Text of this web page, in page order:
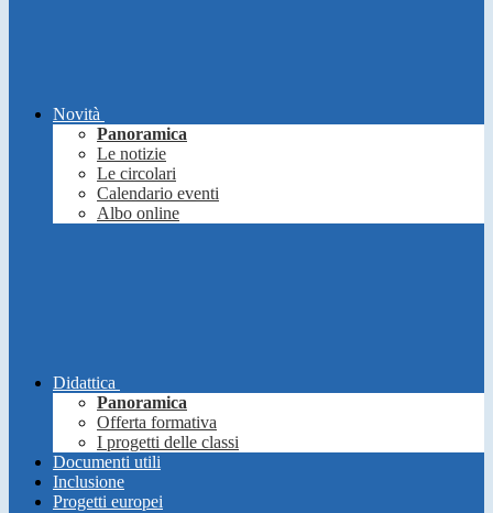
Novità
Panoramica
Le notizie
Le circolari
Calendario eventi
Albo online
Didattica
Panoramica
Offerta formativa
I progetti delle classi
Documenti utili
Inclusione
Progetti europei